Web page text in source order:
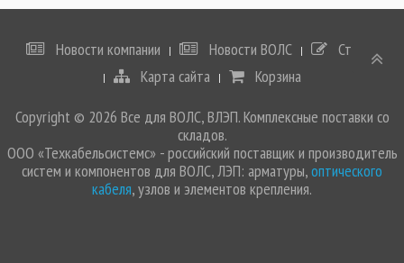
Новости компании Новости ВОЛС
Статьи
Карта сайта
Корзина
Copyright © 2026 Все для ВОЛС, ВЛЭП. Комплексные поставки со
складов.
ООО «Техкабельсистемс» - российский поставщик и производитель
систем и компонентов для ВОЛС, ЛЭП: арматуры,оптического
кабеля, узлов и элементов крепления.